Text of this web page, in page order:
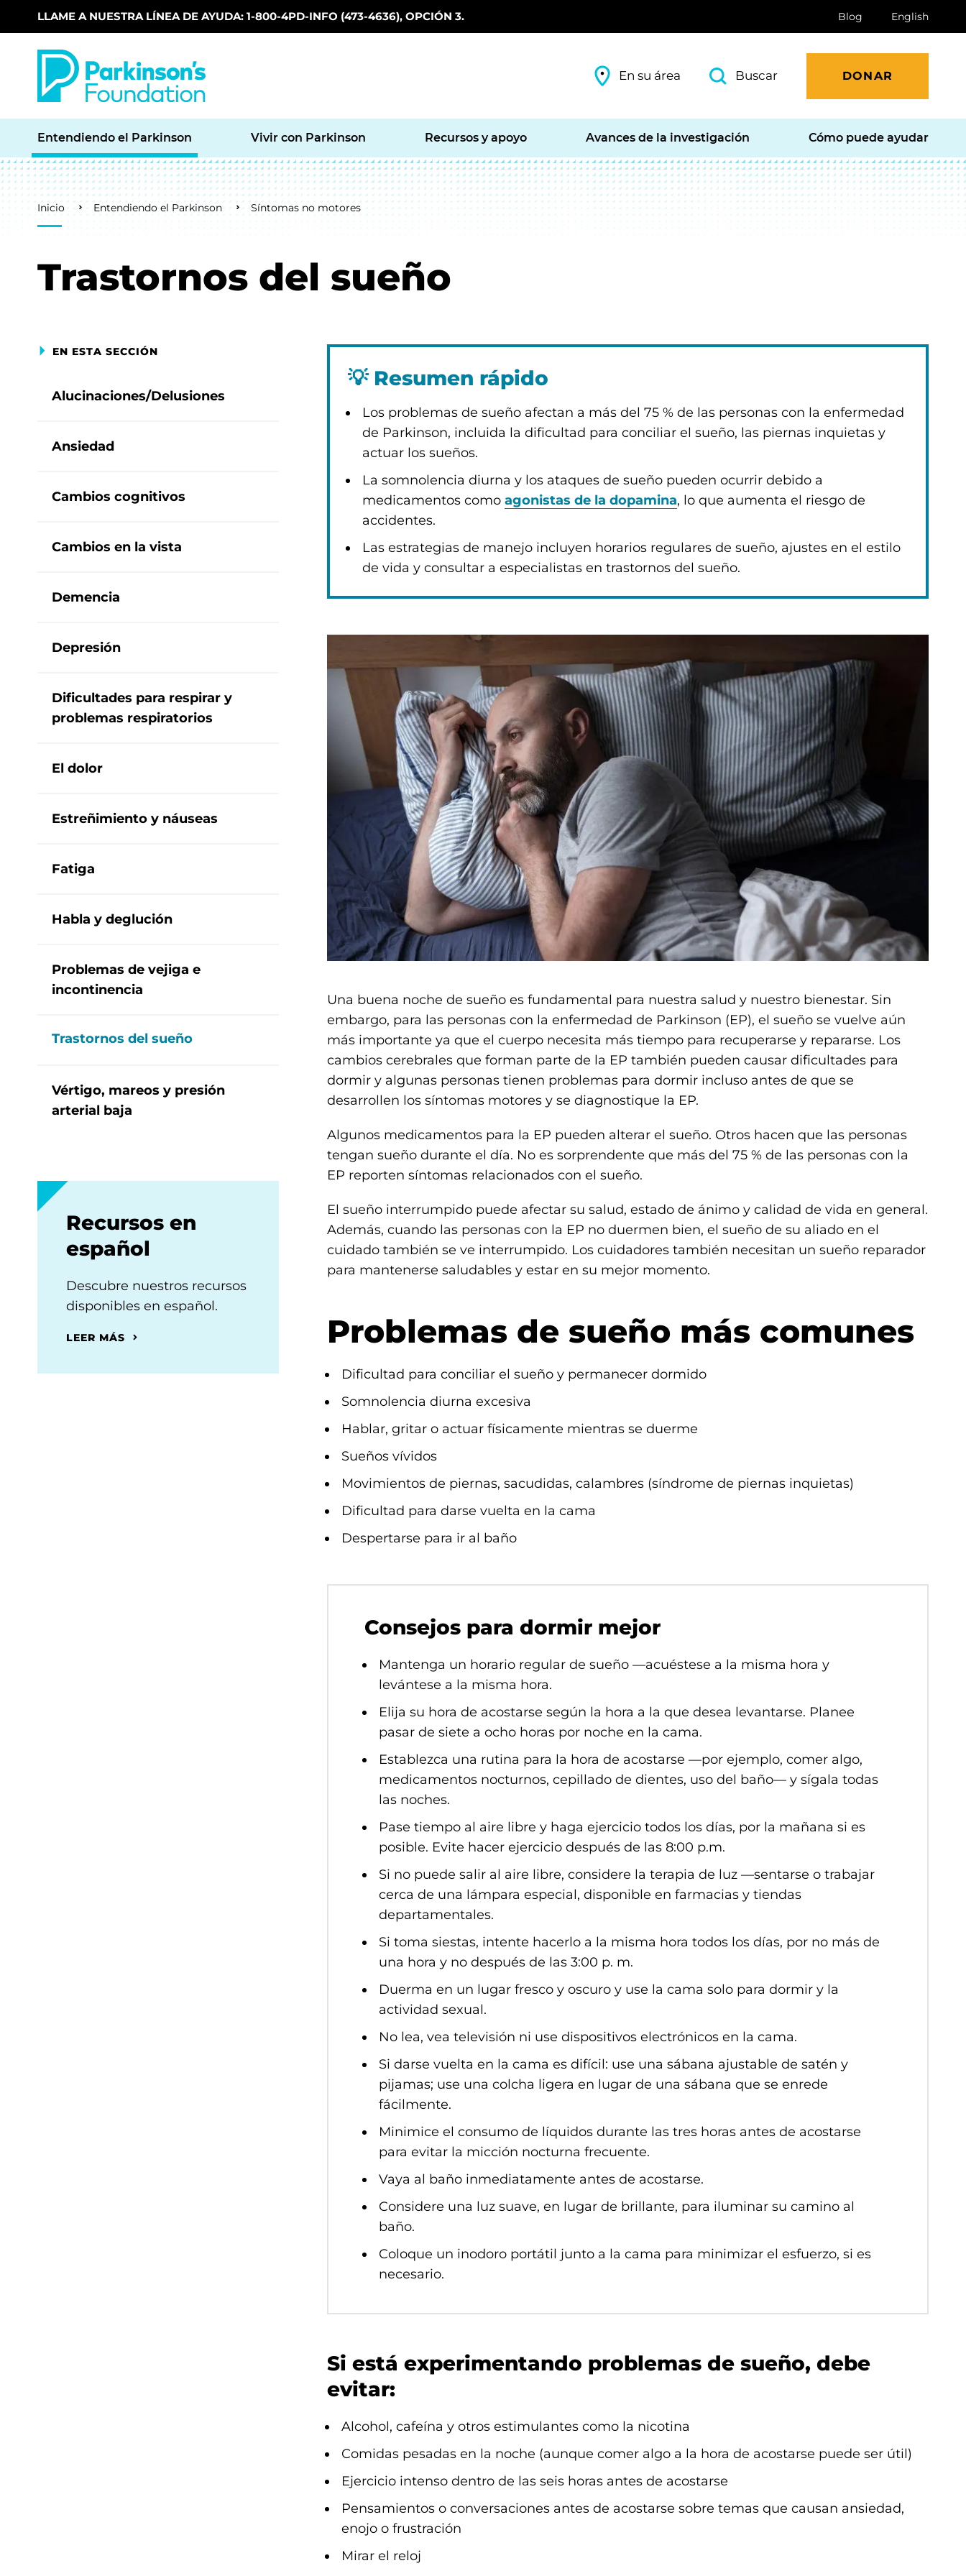
Skip to main content
LLAME A NUESTRA LÍNEA DE AYUDA: 1-800-4PD-INFO (473-4636), OPCIÓN 3. Blog English
En su área Buscar DONAR
Entendiendo el Parkinson Vivir con Parkinson Recursos y apoyo Avances de la investigación Cómo puede ayudar
Breadcrumb
Inicio Entendiendo el Parkinson Síntomas no motores
Trastornos del sueño
EN ESTA SECCIÓN
Alucinaciones/Delusiones
Ansiedad
Cambios cognitivos
Cambios en la vista
Demencia
Depresión
Dificultades para respirar y
problemas respiratorios
El dolor
Estreñimiento y náuseas
Fatiga
Habla y deglución
Problemas de vejiga e
incontinencia
Trastornos del sueño
Vértigo, mareos y presión
arterial baja
💡Resumen rápido
Los problemas de sueño afectan a más del 75 % de las personas con la enfermedad
de Parkinson, incluida la dificultad para conciliar el sueño, las piernas inquietas y
actuar los sueños.
La somnolencia diurna y los ataques de sueño pueden ocurrir debido a
medicamentos comoagonistas de la dopamina, lo que aumenta el riesgo de
accidentes.
Las estrategias de manejo incluyen horarios regulares de sueño, ajustes en el estilo
de vida y consultar a especialistas en trastornos del sueño.
Una buena noche de sueño es fundamental para nuestra salud y nuestro bienestar. Sin
embargo, para las personas con la enfermedad de Parkinson (EP), el sueño se vuelve aún
más importante ya que el cuerpo necesita más tiempo para recuperarse y repararse. Los
cambios cerebrales que forman parte de la EP también pueden causar dificultades para
dormir y algunas personas tienen problemas para dormir incluso antes de que se
desarrollen los síntomas motores y se diagnostique la EP.
Algunos medicamentos para la EP pueden alterar el sueño. Otros hacen que las personas
tengan sueño durante el día. No es sorprendente que más del 75 % de las personas con la
EP reporten síntomas relacionados con el sueño.
El sueño interrumpido puede afectar su salud, estado de ánimo y calidad de vida en general.
Además, cuando las personas con la EP no duermen bien, el sueño de su aliado en el
cuidado también se ve interrumpido. Los cuidadores también necesitan un sueño reparador
para mantenerse saludables y estar en su mejor momento.
Problemas de sueño más comunes
Dificultad para conciliar el sueño y permanecer dormido
Somnolencia diurna excesiva
Hablar, gritar o actuar físicamente mientras se duerme
Sueños vívidos
Movimientos de piernas, sacudidas, calambres (síndrome de piernas inquietas)
Dificultad para darse vuelta en la cama
Despertarse para ir al baño
Consejos para dormir mejor
Mantenga un horario regular de sueño —acuéstese a la misma hora y
levántese a la misma hora.
Elija su hora de acostarse según la hora a la que desea levantarse. Planee
pasar de siete a ocho horas por noche en la cama.
Establezca una rutina para la hora de acostarse —por ejemplo, comer algo,
medicamentos nocturnos, cepillado de dientes, uso del baño— y sígala todas
las noches.
Pase tiempo al aire libre y haga ejercicio todos los días, por la mañana si es
posible. Evite hacer ejercicio después de las 8:00 p.m.
Si no puede salir al aire libre, considere la terapia de luz —sentarse o trabajar
cerca de una lámpara especial, disponible en farmacias y tiendas
departamentales.
Si toma siestas, intente hacerlo a la misma hora todos los días, por no más de
una hora y no después de las 3:00 p. m.
Duerma en un lugar fresco y oscuro y use la cama solo para dormir y la
actividad sexual.
No lea, vea televisión ni use dispositivos electrónicos en la cama.
Si darse vuelta en la cama es difícil: use una sábana ajustable de satén y
pijamas; use una colcha ligera en lugar de una sábana que se enrede
fácilmente.
Minimice el consumo de líquidos durante las tres horas antes de acostarse
para evitar la micción nocturna frecuente.
Vaya al baño inmediatamente antes de acostarse.
Considere una luz suave, en lugar de brillante, para iluminar su camino al
baño.
Coloque un inodoro portátil junto a la cama para minimizar el esfuerzo, si es
necesario.
Si está experimentando problemas de sueño, debe
evitar:
Alcohol, cafeína y otros estimulantes como la nicotina
Comidas pesadas en la noche (aunque comer algo a la hora de acostarse puede ser útil)
Ejercicio intenso dentro de las seis horas antes de acostarse
Pensamientos o conversaciones antes de acostarse sobre temas que causan ansiedad,
enojo o frustración
Mirar el reloj
Recursos en
español
Descubre nuestros recursos
disponibles en español.
LEER MÁS